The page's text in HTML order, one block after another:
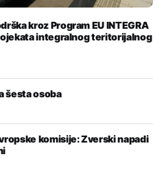
kroz Program EU INTEGRA
integralnog teritorijalnog
šesta osoba
komisije: Zverski napadi